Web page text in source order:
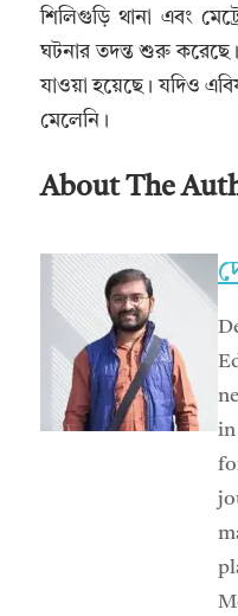
শিলিগুড়ি থানা এবং
ঘটনার তদন্ত শুরু
যাওয়া হয়েছে। যদিও
মেলেনি।
About The
in